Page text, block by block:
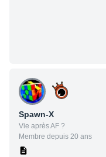
Spawn-X
Vie après AF ?
Membre depuis 20 ans